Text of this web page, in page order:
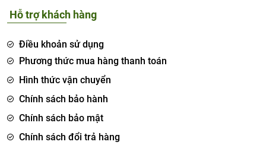
Hỗ trợ khách hàng
Điều khoản sử dụng
Phương thức mua hàng thanh toán
Hình thức vận chuyển
Chính sách bảo hành
Chính sách bảo mật
Chính sách đổi trả hàng